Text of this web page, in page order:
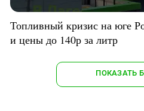
Топливный кризис на юге
и цены до 140р за литр
ПОКАЗАТЬ